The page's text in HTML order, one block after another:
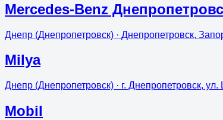
Mercedes-Benz
Днепр (Днепропетровск) · Днепропетровск,
Milya
Днепр (Днепропетровск) · г. Днепропетровск,
Mobil